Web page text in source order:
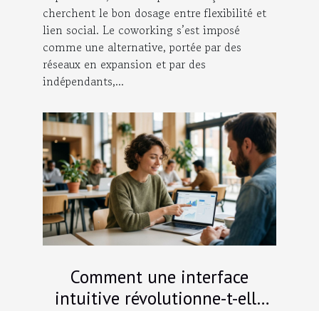
cherchent le bon dosage entre flexibilité et
lien social. Le coworking s’est imposé
comme une alternative, portée par des
réseaux en expansion et par des
indépendants,...
Comment une interface
intuitive révolutionne-t-elle